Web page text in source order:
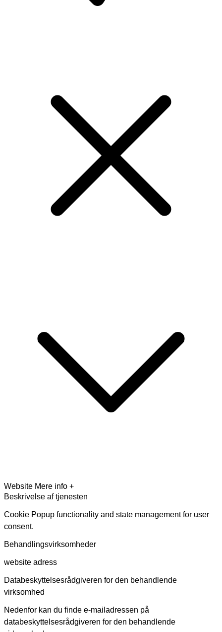
Website Mere info +
Beskrivelse af tjenesten
Cookie Popup functionality and state management for user
consent.
Behandlingsvirksomheder
website adress
Databeskyttelsesrådgiveren for den behandlende
virksomhed
Nedenfor kan du finde e-mailadressen på
databeskyttelsesrådgiveren for den behandlende